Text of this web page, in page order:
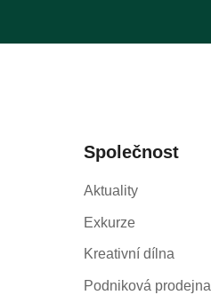
Společnost
Aktuality
Exkurze
Kreativní dílna
Podniková prodejna